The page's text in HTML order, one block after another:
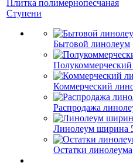
Плитка полимернопесчаная
Ступени
Бытовой линолеум
Коммерческий
Распродажа
Линолеум ширина
Остатки линолеума